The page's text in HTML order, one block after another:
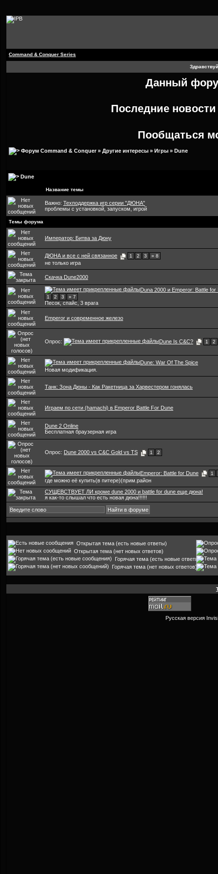
Command & Conquer Series
Данный
Последние
Пообщаться
Форум Command & Conquer» Другие интересы » Игры » Dune
Dune
Название темы
Важно: Техподдержка игр серии "ДЮНА"
проблемы с установкой, запуском, игрой
Темы форума
Император: Битва за Дюну
ДЮНА и все с ней связанное 1 2 3 » 8
не только игра
Скачка Dune2000
Duna 2000 и Emperor: Battle for
1 2 3 » 7
Песок, спайс, 3 врага
Emperor и современное железо
Опрос: Dune Is C&C? 1 2
Dune: War Of The Spice
Новая модификация.
Танк: Зона Дюны - Как Ракетница за Харвестером гонялась
Играем по сети (hamachi) в Emperor Battle For Dune
Dune 2 Online
Бесплатная браузерная игра
Опрос: Dune 2000 vs C&C Gold vs TS 1 2
Emperor: Battle for Dune 1
где можно её купить(в питере)(прим.район
СУЩЕВСТВУЕТ ЛИ кроме dune 2000 и battle for dune еще дюна!
я как-то слышал что есть новая дюна!!!!!!
Открытая тема (есть новые ответы)
Открытая тема (нет новых ответов)
Горячая тема (есть новые ответы)
Горячая тема (нет новых ответов)
Русская версия